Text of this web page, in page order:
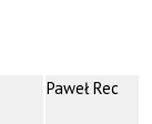
Paweł Rec